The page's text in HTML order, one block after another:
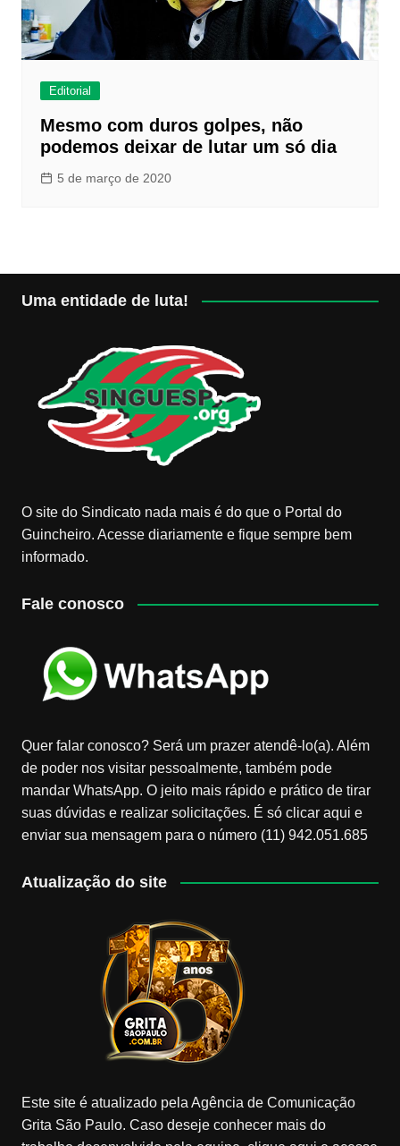
Editorial
Mesmo com duros golpes, não
podemos deixar de lutar um só dia
5 de março de 2020
Uma entidade de luta!
O site do Sindicato nada mais é do que o Portal do
Guincheiro. Acesse diariamente e fique sempre bem
informado.
Fale conosco
Quer falar conosco? Será um prazer atendê-lo(a). Além
de poder nos visitar pessoalmente, também pode
mandar WhatsApp. O jeito mais rápido e prático de tirar
suas dúvidas e realizar solicitações. É só clicar aqui e
enviar sua mensagem para o número (11) 942.051.685
Atualização do site
Este site é atualizado pela Agência de Comunicação
Grita São Paulo. Caso deseje conhecer mais do